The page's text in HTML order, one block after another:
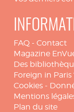
FAQ - Contact
Magazine
Des
Foreign in Paris
Cookies -
Mentions
Plan du site